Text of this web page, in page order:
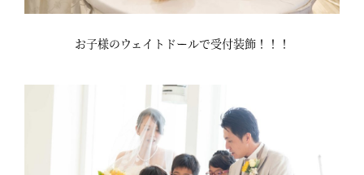
お子様のウェイトドールで受付装飾！！！